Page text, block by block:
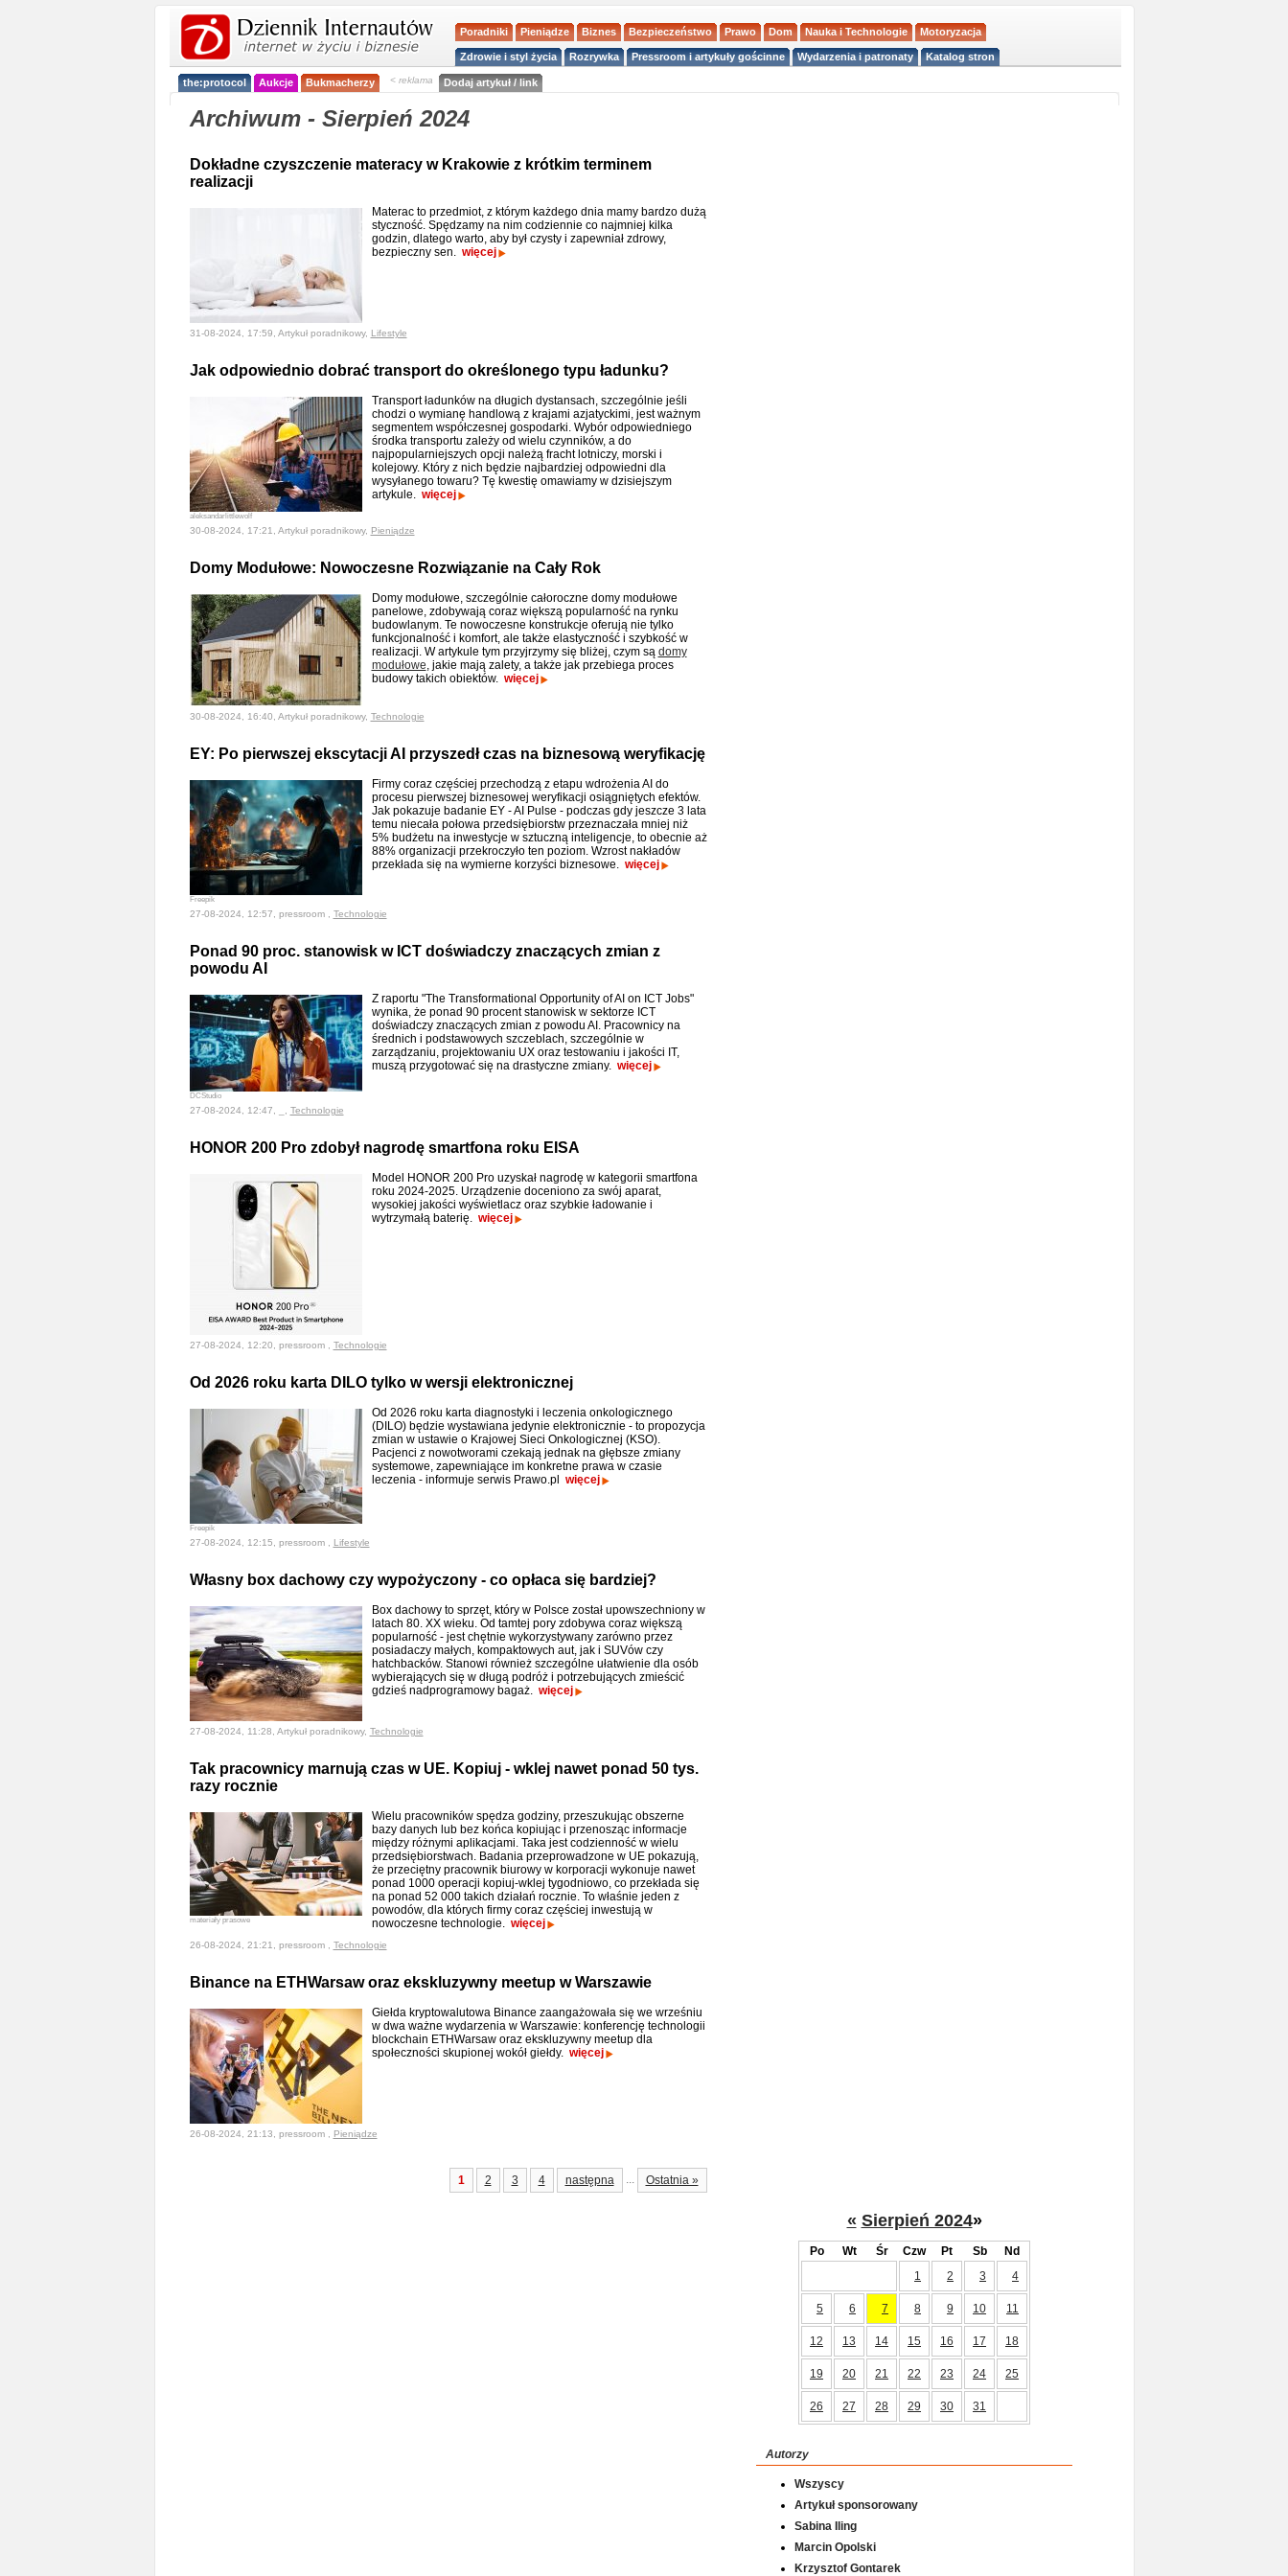
Poradniki Pieniądze Biznes Bezpieczeństwo Prawo Dom Nauka i Technologie Motoryzacja
Zdrowie i styl życia Rozrywka Pressroom i artykuły gościnne Wydarzenia i patronaty Katalog stron
the:protocol Aukcje Bukmacherzy < reklama Dodaj artykuł / link
Archiwum - Sierpień 2024
Dokładne czyszczenie materacy w Krakowie z krótkim terminem
realizacji
Materac to przedmiot, z którym każdego dnia mamy bardzo dużą
styczność. Spędzamy na nim codziennie co najmniej kilka
godzin, dlatego warto, aby był czysty i zapewniał zdrowy,
bezpieczny sen. więcej
31-08-2024, 17:59, Artykuł poradnikowy, Lifestyle
Jak odpowiednio dobrać transport do określonego typu ładunku?
aleksandarlittlewolf
Transport ładunków na długich dystansach, szczególnie jeśli
chodzi o wymianę handlową z krajami azjatyckimi, jest ważnym
segmentem współczesnej gospodarki. Wybór odpowiedniego
środka transportu zależy od wielu czynników, a do
najpopularniejszych opcji należą fracht lotniczy, morski i
kolejowy. Który z nich będzie najbardziej odpowiedni dla
wysyłanego towaru? Tę kwestię omawiamy w dzisiejszym
artykule. więcej
30-08-2024, 17:21, Artykuł poradnikowy, Pieniądze
Domy Modułowe: Nowoczesne Rozwiązanie na Cały Rok
Domy modułowe, szczególnie całoroczne domy modułowe
panelowe, zdobywają coraz większą popularność na rynku
budowlanym. Te nowoczesne konstrukcje oferują nie tylko
funkcjonalność i komfort, ale także elastyczność i szybkość w
realizacji. W artykule tym przyjrzymy się bliżej, czym są domy
modułowe, jakie mają zalety, a także jak przebiega proces
budowy takich obiektów. więcej
30-08-2024, 16:40, Artykuł poradnikowy, Technologie
EY: Po pierwszej ekscytacji AI przyszedł czas na biznesową weryfikację
Freepik
Firmy coraz częściej przechodzą z etapu wdrożenia AI do
procesu pierwszej biznesowej weryfikacji osiągniętych efektów.
Jak pokazuje badanie EY - AI Pulse - podczas gdy jeszcze 3 lata
temu niecała połowa przedsiębiorstw przeznaczała mniej niż
5% budżetu na inwestycje w sztuczną inteligencje, to obecnie aż
88% organizacji przekroczyło ten poziom. Wzrost nakładów
przekłada się na wymierne korzyści biznesowe. więcej
27-08-2024, 12:57, pressroom , Technologie
Ponad 90 proc. stanowisk w ICT doświadczy znaczących zmian z
powodu AI
DCStudio
Z raportu "The Transformational Opportunity of AI on ICT Jobs"
wynika, że ponad 90 procent stanowisk w sektorze ICT
doświadczy znaczących zmian z powodu AI. Pracownicy na
średnich i podstawowych szczeblach, szczególnie w
zarządzaniu, projektowaniu UX oraz testowaniu i jakości IT,
muszą przygotować się na drastyczne zmiany. więcej
27-08-2024, 12:47, _, Technologie
HONOR 200 Pro zdobył nagrodę smartfona roku EISA
Model HONOR 200 Pro uzyskał nagrodę w kategorii smartfona
roku 2024-2025. Urządzenie doceniono za swój aparat,
wysokiej jakości wyświetlacz oraz szybkie ładowanie i
wytrzymałą baterię. więcej
27-08-2024, 12:20, pressroom , Technologie
Od 2026 roku karta DILO tylko w wersji elektronicznej
Freepik
Od 2026 roku karta diagnostyki i leczenia onkologicznego
(DILO) będzie wystawiana jedynie elektronicznie - to propozycja
zmian w ustawie o Krajowej Sieci Onkologicznej (KSO).
Pacjenci z nowotworami czekają jednak na głębsze zmiany
systemowe, zapewniające im konkretne prawa w czasie
leczenia - informuje serwis Prawo.pl więcej
27-08-2024, 12:15, pressroom , Lifestyle
Własny box dachowy czy wypożyczony - co opłaca się bardziej?
Box dachowy to sprzęt, który w Polsce został upowszechniony w
latach 80. XX wieku. Od tamtej pory zdobywa coraz większą
popularność - jest chętnie wykorzystywany zarówno przez
posiadaczy małych, kompaktowych aut, jak i SUVów czy
hatchbacków. Stanowi również szczególne ułatwienie dla osób
wybierających się w długą podróż i potrzebujących zmieścić
gdzieś nadprogramowy bagaż. więcej
27-08-2024, 11:28, Artykuł poradnikowy, Technologie
Tak pracownicy marnują czas w UE. Kopiuj - wklej nawet ponad 50 tys.
razy rocznie
materiały prasowe
Wielu pracowników spędza godziny, przeszukując obszerne
bazy danych lub bez końca kopiując i przenosząc informacje
między różnymi aplikacjami. Taka jest codzienność w wielu
przedsiębiorstwach. Badania przeprowadzone w UE pokazują,
że przeciętny pracownik biurowy w korporacji wykonuje nawet
ponad 1000 operacji kopiuj-wklej tygodniowo, co przekłada się
na ponad 52 000 takich działań rocznie. To właśnie jeden z
powodów, dla których firmy coraz częściej inwestują w
nowoczesne technologie. więcej
26-08-2024, 21:21, pressroom , Technologie
Binance na ETHWarsaw oraz ekskluzywny meetup w Warszawie
Giełda kryptowalutowa Binance zaangażowała się we wrześniu
w dwa ważne wydarzenia w Warszawie: konferencję technologii
blockchain ETHWarsaw oraz ekskluzywny meetup dla
społeczności skupionej wokół giełdy. więcej
26-08-2024, 21:13, pressroom , Pieniądze
1 2 3 4 następna ... Ostatnia »
« Sierpień 2024»
Po Wt Śr Czw Pt Sb
Nd
1
2 3 4
5 6 7 8 9 10 11
12 13 14 15 16 17 18
19 20 21 22 23 24 25
26 27 28 29 30 31
Autorzy
Wszyscy
Artykuł sponsorowany
Sabina Iling
Marcin Opolski
Krzysztof Gontarek